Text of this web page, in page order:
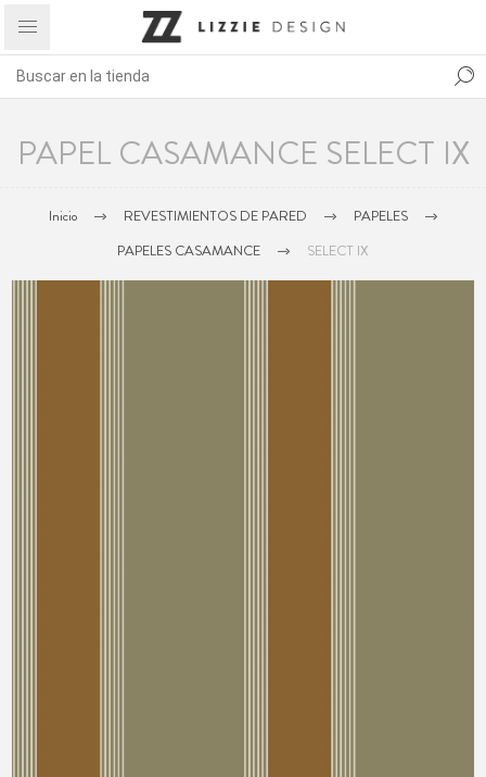
PAPEL CASAMANCE SELECT IX
Inicio REVESTIMIENTOS DE PARED
PAPELES
PAPELES CASAMANCE
SELECT IX